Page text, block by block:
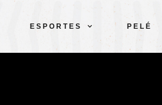
ESPORTES PELÉ